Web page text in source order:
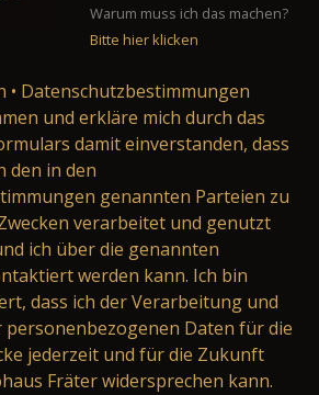
Warum muss ich das machen?
Bitte hier klicken
• Datenschutzbestimmungen
und erkläre mich durch das
damit einverstanden, dass
den in den
genannten Parteien zu
verarbeitet und genutzt
ich über die genannten
werden kann. Ich bin
dass ich der Verarbeitung und
Daten für die
jederzeit und für die Zukunft
Fräter widersprechen kann.